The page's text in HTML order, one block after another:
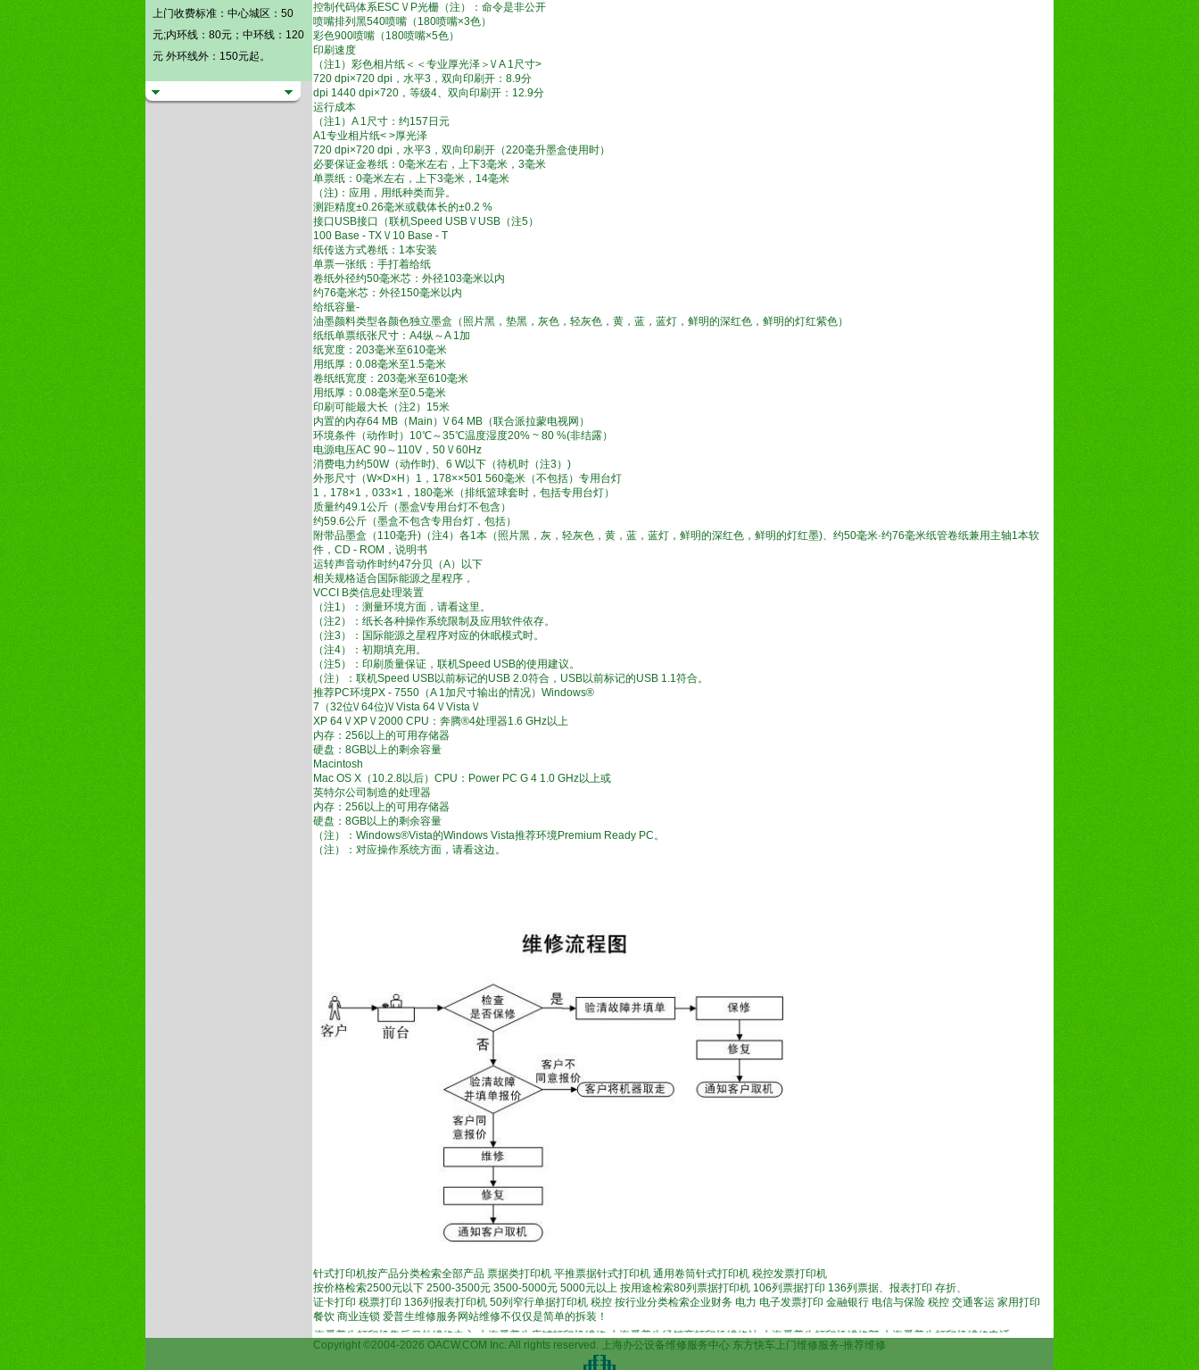
上门收费标准：中心城区：50
元;内环线：80元；中环线：120
元 外环线外：150元起。
控制代码体系ESC \/ P光栅（注）：命令是非公开
喷嘴排列黑540喷嘴（180喷嘴×3色）
彩色900喷嘴（180喷嘴×5色）
印刷速度
（注1）彩色相片纸＜＜专业厚光泽＞\/ A 1尺寸>
720 dpi×720 dpi，水平3，双向印刷开：8.9分
dpi 1440 dpi×720，等级4、双向印刷开：12.9分
运行成本
（注1）A 1尺寸：约157日元
A1专业相片纸< >厚光泽
720 dpi×720 dpi，水平3，双向印刷开（220毫升墨盒使用时）
必要保证金卷纸：0毫米左右，上下3毫米，3毫米
单票纸：0毫米左右，上下3毫米，14毫米
（注)：应用，用纸种类而异。
测距精度±0.26毫米或载体长的±0.2 %
接口USB接口（联机Speed USB \/ USB（注5）
100 Base - TX \/ 10 Base - T
纸传送方式卷纸：1本安装
单票一张纸：手打着给纸
卷纸外径约50毫米芯：外径103毫米以内
约76毫米芯：外径150毫米以内
给纸容量-
油墨颜料类型各颜色独立墨盒（照片黑，垫黑，灰色，轻灰色，黄，蓝，蓝灯，鲜明的深红色，鲜明的灯红紫色）
纸纸单票纸张尺寸：A4纵～A 1加
纸宽度：203毫米至610毫米
用纸厚：0.08毫米至1.5毫米
卷纸纸宽度：203毫米至610毫米
用纸厚：0.08毫米至0.5毫米
印刷可能最大长（注2）15米
内置的内存64 MB（Main）\/ 64 MB（联合派拉蒙电视网）
环境条件（动作时）10℃～35℃温度湿度20% ~ 80 %(非结露）
电源电压AC 90～110V，50 \/ 60Hz
消费电力约50W（动作时)、6 W以下（待机时（注3）)
外形尺寸（W×D×H）1，178××501 560毫米（不包括）专用台灯
1，178×1，033×1，180毫米（排纸篮球套时，包括专用台灯）
质量约49.1公斤（墨盒\/专用台灯不包含）
约59.6公斤（墨盒不包含专用台灯，包括）
附带品墨盒（110毫升)（注4）各1本（照片黑，灰，轻灰色，黄，蓝，蓝灯，鲜明的深红色，鲜明的灯红墨)、约50毫米·约76毫米纸管卷纸兼用主轴1本软
件，CD - ROM，说明书
运转声音动作时约47分贝（A）以下
相关规格适合国际能源之星程序，
VCCI B类信息处理装置
（注1）：测量环境方面，请看这里。
（注2）：纸长各种操作系统限制及应用软件依存。
（注3）：国际能源之星程序对应的休眠模式时。
（注4）：初期填充用。
（注5）：印刷质量保证，联机Speed USB的使用建议。
（注）：联机Speed USB以前标记的USB 2.0符合，USB以前标记的USB 1.1符合。
推荐PC环境PX - 7550（A 1加尺寸输出的情况）Windows®
7（32位\/ 64位)\/ Vista 64 \/ Vista \/
XP 64 \/ XP \/ 2000 CPU：奔腾®4处理器1.6 GHz以上
内存：256以上的可用存储器
硬盘：8GB以上的剩余容量
Macintosh
Mac OS X（10.2.8以后）CPU：Power PC G 4 1.0 GHz以上或
英特尔公司制造的处理器
内存：256以上的可用存储器
硬盘：8GB以上的剩余容量
（注）：Windows®Vista的Windows Vista推荐环境Premium Ready PC。
（注）：对应操作系统方面，请看这边。
针式打印机按产品分类检索全部产品 票据类打印机 平推票据针式打印机 通用卷筒针式打印机 税控发票打印机
按价格检索2500元以下 2500-3500元 3500-5000元 5000元以上 按用途检索80列票据打印机 106列票据打印 136列票据、报表打印 存折、
证卡打印 税票打印 136列报表打印机 50列窄行单据打印机 税控 按行业分类检索企业财务 电力 电子发票打印 金融银行 电信与保险 税控 交通客运 家用打印
餐饮 商业连锁 爱普生维修服务网站维修不仅仅是简单的拆装！
(epson)打印机维修,上海爱普生打印机保外维修点,上海爱普生打印机售后保外维修中心,上海爱普生店铺打印机维修,上海爱普生经销商打印机维修站,上海爱普生打印机维修部,上海爱普生打印机维修电话
Copyright ©2004-2026 OACW.COM Inc. All rights reserved. 上海办公设备维修服务中心 东方快车上门维修服务-推荐维修